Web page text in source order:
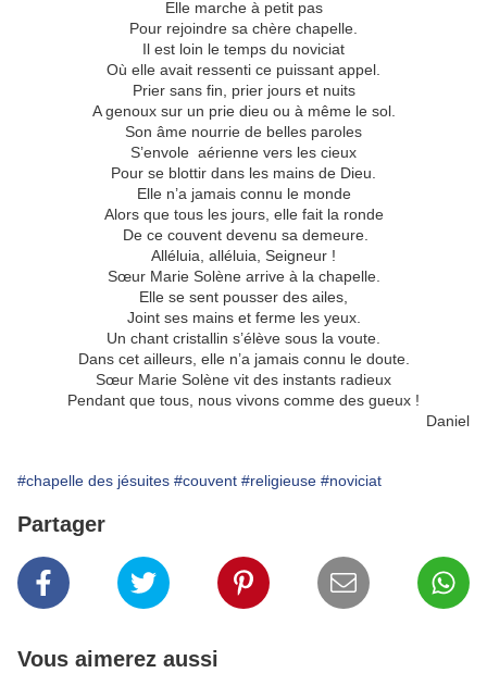
Elle marche à petit pas
Pour rejoindre sa chère chapelle.
Il est loin le temps du noviciat
Où elle avait ressenti ce puissant appel.
Prier sans fin, prier jours et nuits
A genoux sur un prie dieu ou à même le sol.
Son âme nourrie de belles paroles
S’envole aérienne vers les cieux
Pour se blottir dans les mains de Dieu.
Elle n’a jamais connu le monde
Alors que tous les jours, elle fait la ronde
De ce couvent devenu sa demeure.
Alléluia, alléluia, Seigneur !
Sœur Marie Solène arrive à la chapelle.
Elle se sent pousser des ailes,
Joint ses mains et ferme les yeux.
Un chant cristallin s’élève sous la voute.
Dans cet ailleurs, elle n’a jamais connu le doute.
Sœur Marie Solène vit des instants radieux
Pendant que tous, nous vivons comme des gueux !
Daniel
#chapelle des jésuites #couvent #religieuse #noviciat
Partager
Vous aimerez aussi